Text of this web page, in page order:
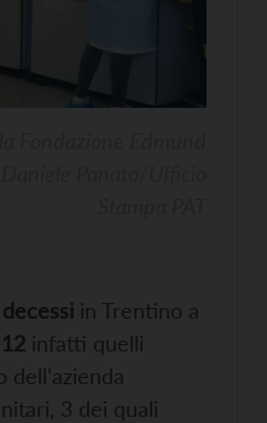
decessi in Trentino a
12 infatti quelli
3 dei quali